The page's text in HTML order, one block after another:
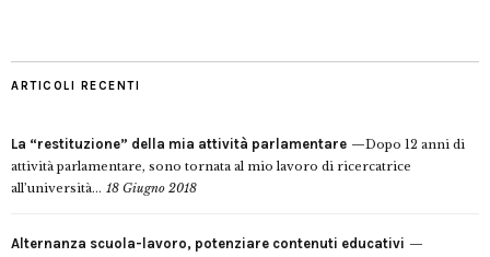
ARTICOLI RECENTI
La “restituzione” della mia attività parlamentare
Dopo 12 anni di
attività parlamentare, sono tornata al mio lavoro di ricercatrice
all’università... 18 Giugno 2018
Alternanza scuola-lavoro, potenziare contenuti educativi